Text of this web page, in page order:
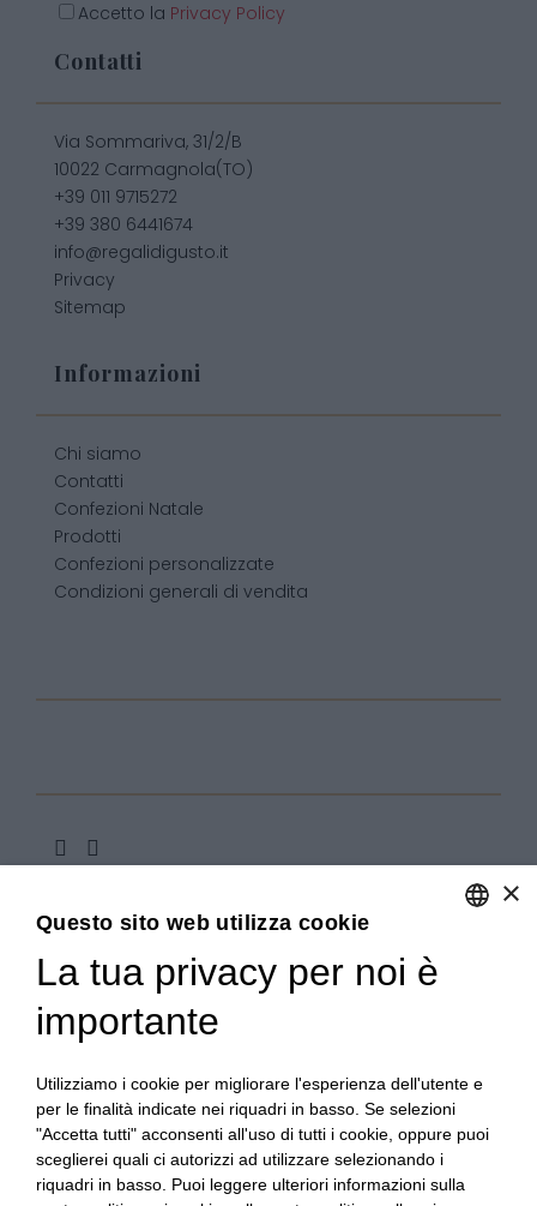
Accetto la Privacy Policy
Contatti
Via Sommariva, 31/2/B
10022 Carmagnola(TO)
+39 011 9715272
+39 380 6441674
info@regalidigusto.it
Privacy
Sitemap
Informazioni
Chi siamo
Contatti
Confezioni Natale
Prodotti
Confezioni personalizzate
Condizioni generali di vendita
Copyright 2020© Regali Digusto è un marchio di Olio
10022 Carmagnola (TO) - PIVA 07980320019
Creato da:etinet.it
×
Questo sito web utilizza cookie
La tua privacy per noi è
importante
Utilizziamo i cookie per migliorare l'esperienza dell'utente e
per le finalità indicate nei riquadri in basso. Se selezioni
"Accetta tutti" acconsenti all'uso di tutti i cookie, oppure puoi
sceglierei quali ci autorizzi ad utilizzare selezionando i
riquadri in basso. Puoi leggere ulteriori informazioni sulla